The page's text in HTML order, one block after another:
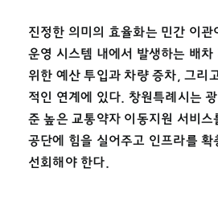
진정한 의미의 효율화는 민간 이
운영 시스템 내에서 발생하는 배차
위한 예산 투입과 차량 증차, 그리
적인 연계에 있다. 창원특례시는
준 높은 교통약자 이동지원 서비스
공단에 힘을 실어주고 인프라를 확
선회해야 한다.